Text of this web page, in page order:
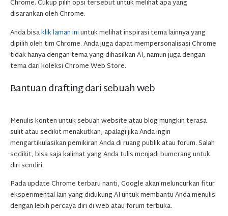
Chrome. Cukup pilih opsi tersebut untuk melihat apa yang
disarankan oleh Chrome.
Anda bisaklik laman iniuntuk melihat inspirasi tema lainnya yang
dipilih oleh tim Chrome. Anda juga dapat mempersonalisasi Chrome
tidak hanya dengan tema yang dihasilkan AI, namun juga dengan
tema dari koleksi Chrome Web Store.
Bantuan drafting dari sebuah web
Menulis konten untuk sebuah website atau blog mungkin terasa
sulit atau sedikit menakutkan, apalagi jika Anda ingin
mengartikulasikan pemikiran Anda di ruang publik atau forum. Salah
sedikit, bisa saja kalimat yang Anda tulis menjadi bumerang untuk
diri sendiri.
Pada update Chrome terbaru nanti, Google akan meluncurkan fitur
eksperimental lain yang didukung AI untuk membantu Anda menulis
dengan lebih percaya diri di web atau forum terbuka.